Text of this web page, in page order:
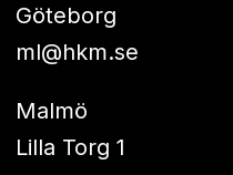
Göteborg
ml@hkm.se
Malmö
Lilla Torg 1